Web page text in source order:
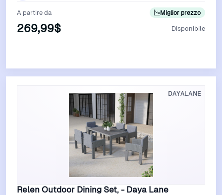
A partire da
269,99$
Miglior prezzo
Disponibile
DAYALANE
Relen Outdoor Dining Set, - Daya Lane